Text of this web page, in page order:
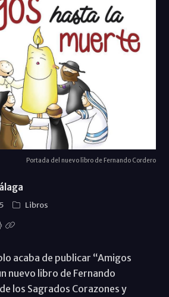
Portada del nuevo libro de Fernando Cordero
Libros
acaba de publicar “Amigos
nuevo libro de Fernando
los Sagrados Corazones y